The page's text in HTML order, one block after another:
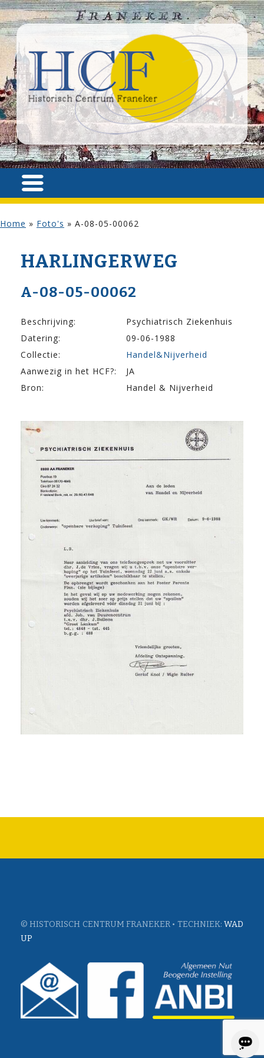
Home » Foto's » A-08-05-00062
HARLINGERWEG
A-08-05-00062
Beschrijving:
Psychiatrisch Ziekenhuis
Datering:
09-06-1988
Collectie:
Handel&Nijverheid
Aanwezig in het HCF?:
JA
Bron:
Handel & Nijverheid
© HISTORISCH CENTRUM FRANEKER • TECHNIEK: WAD
UP